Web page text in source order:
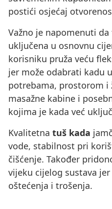
postići osjećaj
Važno je napomenuti
uključena u osnovnu
korisniku pruža veću
jer može odabrati kadu
potrebama, prostorom i
masažne kabine i
kojima je kada već
Kvalitetna tuš kada
vode, stabilnost pri
čišćenje. Također
vijeku cijelog sustava
oštećenja i trošenja.